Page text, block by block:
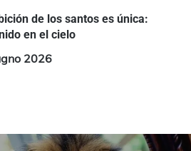
de los santos es única:
en el cielo
2026